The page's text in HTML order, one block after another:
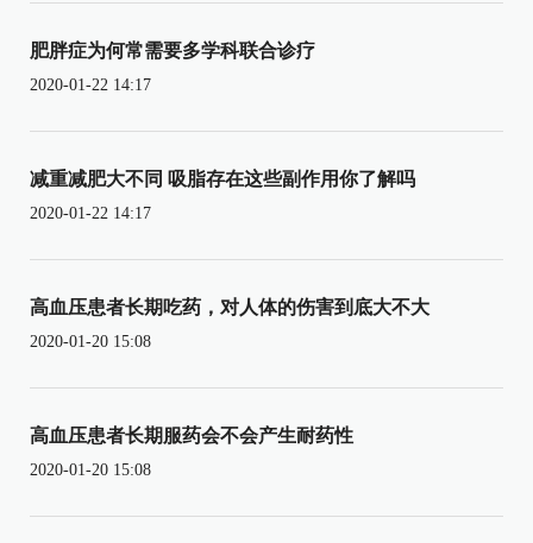
肥胖症为何常需要多学科联合诊疗
2020-01-22 14:17
减重减肥大不同 吸脂存在这些副作用你了解吗
2020-01-22 14:17
高血压患者长期吃药，对人体的伤害到底大不大
2020-01-20 15:08
高血压患者长期服药会不会产生耐药性
2020-01-20 15:08